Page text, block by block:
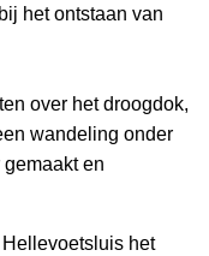
het ontstaan van
over het droogdok,
wandeling onder
en
het